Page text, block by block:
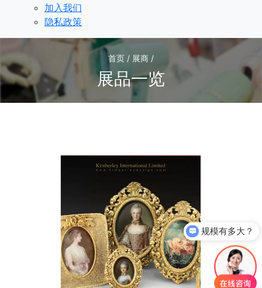
加入我们
隐私政策
首页 / 展商 /
展品一览
规模有多大？